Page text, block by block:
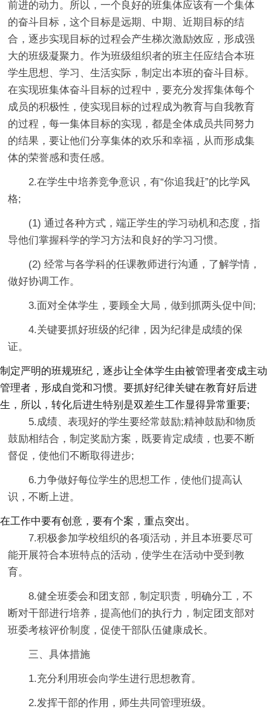
前进的动力。所以，一个良好的班集体应该有一个集体
的奋斗目标，这个目标是远期、中期、近期目标的结
合，逐步实现目标的过程会产生梯次激励效应，形成强
大的班级凝聚力。作为班级组织者的班主任应结合本班
学生思想、学习、生活实际，制定出本班的奋斗目标。
在实现班集体奋斗目标的过程中，要充分发挥集体每个
成员的积极性，使实现目标的过程成为教育与自我教育
的过程，每一集体目标的实现，都是全体成员共同努力
的结果，要让他们分享集体的欢乐和幸福，从而形成集
体的荣誉感和责任感。
2.在学生中培养竞争意识，有“你追我赶”的比学风
格;
(1) 通过各种方式，端正学生的学习动机和态度，指
导他们掌握科学的学习方法和良好的学习习惯。
(2) 经常与各学科的任课教师进行沟通，了解学情，
做好协调工作。
3.面对全体学生，要顾全大局，做到抓两头促中间;
4.关键要抓好班级的纪律，因为纪律是成绩的保
证。
制定严明的班规班纪，逐步让全体学生由被管理者变成主动
管理者，形成自觉和习惯。要抓好纪律关键在教育好后进
生，所以，转化后进生特别是双差生工作显得异常重要;
5.成绩、表现好的学生要经常鼓励;精神鼓励和物质
鼓励相结合，制定奖励方案，既要肯定成绩，也要不断
督促，使他们不断取得进步;
6.力争做好每位学生的思想工作，使他们提高认
识，不断上进。
在工作中要有创意，要有个案，重点突出。
7.积极参加学校组织的各项活动，并且本班要尽可
能开展符合本班特点的活动，使学生在活动中受到教
育。
8.健全班委会和团支部，制定职责，明确分工，不
断对干部进行培养，提高他们的执行力，制定团支部对
班委考核评价制度，促使干部队伍健康成长。
三、具体措施
1.充分利用班会向学生进行思想教育。
2.发挥干部的作用，师生共同管理班级。